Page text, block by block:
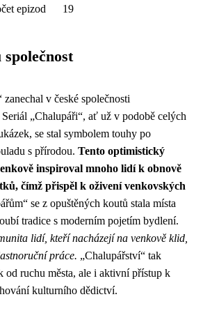
epizod 19
zanechal v české společnosti
Seriál „Chalupáři“, ať už v podobě celých
se stal symbolem touhy po
s přírodou. Tento optimistický
inspiroval mnoho lidí k obnově
čímž přispěl k oživení venkovských
se z opuštěných koutů stala místa
tradice s moderním pojetím bydlení.
lidí, kteří nacházejí na venkově klid,
práce. „Chalupářství“ tak
od ruchu města, ale i aktivní přístup k
kulturního dědictví.